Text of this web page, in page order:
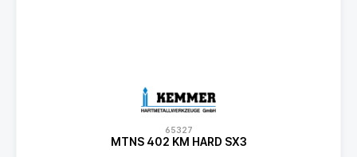
65327
MTNS 402 KM HARD SX3